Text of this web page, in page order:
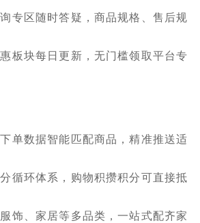
专区随时答疑，商品规格、售后规
板块每日更新，无门槛领取平台专
单数据智能匹配商品，精准推送适
循环体系，购物积攒积分可直接抵
饰、家居等多品类，一站式配齐家